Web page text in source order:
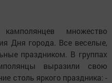
множество
Дня города. Все веселые,
праздником. В группах
выразили свою
столь яркого праздника: -